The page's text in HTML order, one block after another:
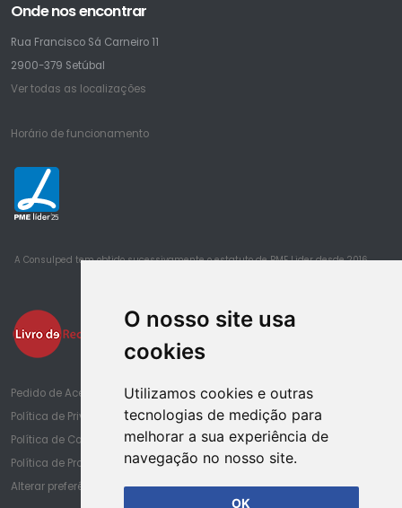
O nosso site usa
cookies
Utilizamos cookies e outras
tecnologias de medição para
melhorar a sua experiência de
navegação no nosso site.
OK
Onde nos encontrar
Rua Francisco Sá Carneiro 11
2900-379 Setúbal
Ver todas as localizações
Horário de funcionamento
25
A Consulped tem obtido sucessivamente o estatuto de PME Lider desde 2016
Pedido de Acesso à Informação de Saúde
Política de Privacidade
Política de Cookies
Política de Proteção de Dados
Alterar preferências de cookies